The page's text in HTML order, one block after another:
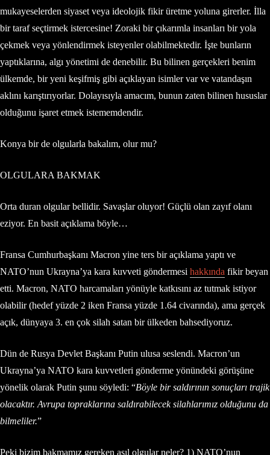
mukayeselerden siyaset veya ideolojik fikir üretme yoluna girerler. İlla
bir taraf seçtirmek istercesine! Zoraki bir çıkarımla insanları bir yola
çekmek veya yönlendirmek isteyenler olabilmektedir. İşte bunların
yaptıklarına, algı yönetimi de denebilir. Bu bilinen gerçekleri benim
ülkemde, bir yeni keşifmiş gibi açıklayan isimler var ve vatandaşın
aklını karıştırıyorlar. Dolayısıyla amacım, bunun zaten bilinen hususlar
olduğunu işaret etmek istememdendir.
Konya bir de olgularla bakalım, olur mu?
OLGULARA BAKMAK
Orta duran olgular bellidir. Savaşlar oluyor! Güçlü olan zayıf olanı
eziyor. En basit açıklama böyle…
Fransa Cumhurbaşkanı Macron yine ters bir açıklama yaptı ve
NATO’nun Ukrayna’ya kara kuvveti göndermesi hakkında fikir beyan
etti. Macron, NATO harcamaları yönüyle katkısını az tutmak istiyor
olabilir (hedef yüzde 2 iken Fransa yüzde 1.64 civarında), ama gerçek
açık, dünyaya 3. en çok silah satan bir ülkeden bahsediyoruz.
Dün de Rusya Devlet Başkanı Putin ulusa seslendi. Macron’un
Ukrayna’ya NATO kara kuvvetleri gönderme yönündeki görüşüne
yönelik olarak Putin şunu söyledi: “Böyle bir saldırının sonuçları trajik
olacaktır. Avrupa topraklarına saldırabilecek silahlarımız olduğunu da
bilmeliler.”
Peki bizim bakmamız gereken asıl olgular neler? 1) NATO’nun